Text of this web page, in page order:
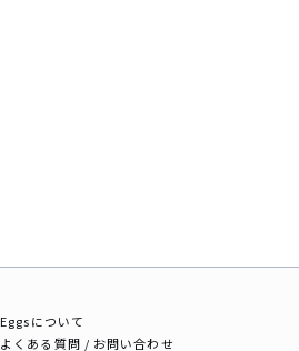
Eggsについて
よくある質問 / お問い合わせ